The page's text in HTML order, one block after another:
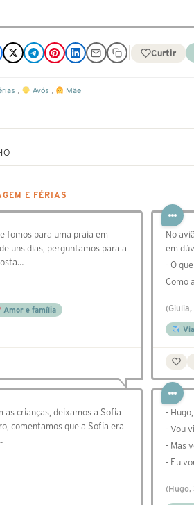
Curtir
, Avós , Mãe
E FÉRIAS
fomos para uma praia em
uns dias, perguntamos para a
Amor e família
No
em
- O
Como
as crianças, deixamos a Sofia
comentamos que a Sofia era
-
- Vou
- Mas
- Eu
(Hugo,